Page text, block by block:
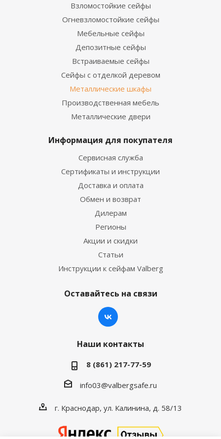
Взломостойкие сейфы
Огневзломостойкие сейфы
Мебельные сейфы
Депозитные сейфы
Встраиваемые сейфы
Сейфы с отделкой деревом
Металлические шкафы
Производственная мебель
Металлические двери
Информация для покупателя
Сервисная служба
Сертификаты и инструкции
Доставка и оплата
Обмен и возврат
Дилерам
Регионы
Акции и скидки
Статьи
Инструкции к сейфам Valberg
Оставайтесь на связи
Наши контакты
8 (861) 217-77-59
info03@valbergsafe.ru
г. Краснодар, ул. Калинина, д. 58/13